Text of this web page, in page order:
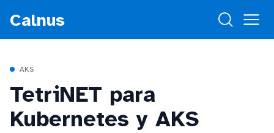
Calnus
AKS
TetriNET para
Kubernetes y AKS